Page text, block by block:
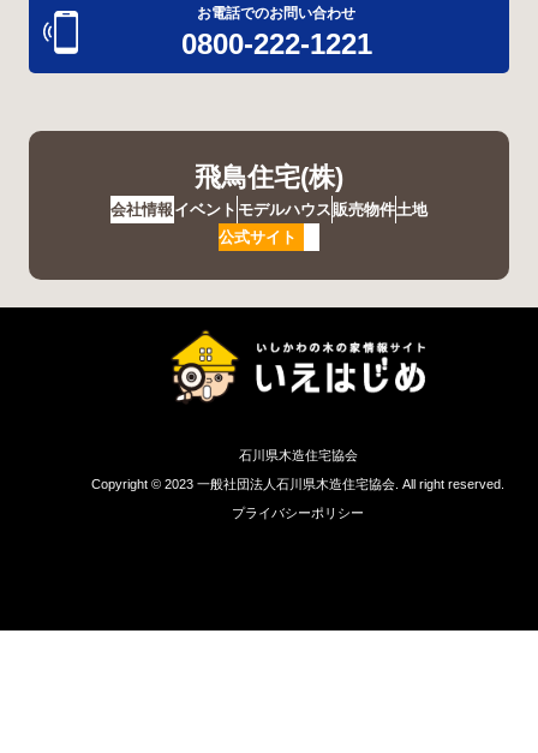
お電話でのお問い合わせ
0800-222-1221
飛鳥住宅(株)
会社情報 イベント モデルハウス販売物件土地
公式サイト
石川県木造住宅協会
Copyright © 2023 一般社団法人石川県木造住宅協会. All right reserved.
プライバシーポリシー